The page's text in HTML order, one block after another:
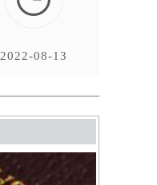
2022-08-13